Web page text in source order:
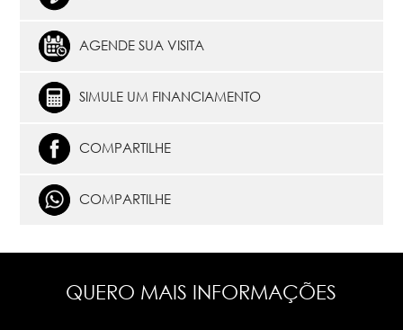
AGENDE SUA VISITA
SIMULE UM FINANCIAMENTO
COMPARTILHE
COMPARTILHE
QUERO MAIS INFORMAÇÕES